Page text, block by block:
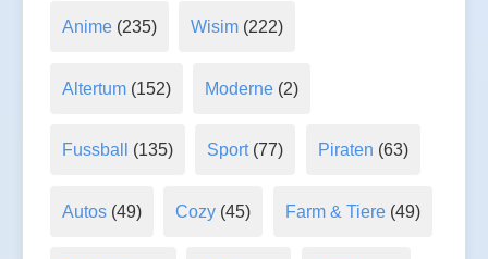
Anime(235) Wisim (222)
Altertum(152) Moderne (2)
Fussball (135) Sport(77) Piraten (63)
Autos(49) Cozy (45) Farm & Tiere(49)